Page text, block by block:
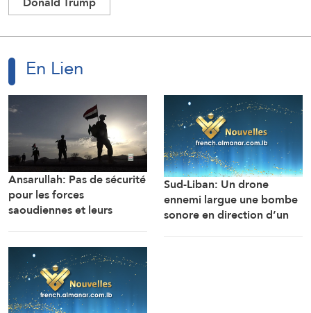
En Lien
Ansarullah: Pas de sécurité
pour les forces
saoudiennes et leurs
Sud-Liban: Un drone
ennemi largue une bombe
sonore en direction d’un